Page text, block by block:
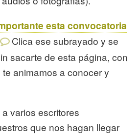
esta convocatoria
Clica ese subrayado y se
sacarte de esta página, con
animamos a conocer y
varios escritores
que nos hagan llegar